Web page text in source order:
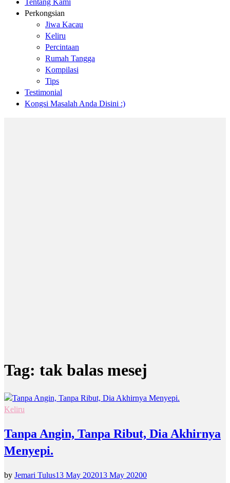
Tentang Kami
Perkongsian
Jiwa Kacau
Keliru
Percintaan
Rumah Tangga
Kompilasi
Tips
Testimonial
Kongsi Masalah Anda Disini :)
Tag: tak balas mesej
Keliru
Tanpa Angin, Tanpa Ribut, Dia Akhirnya
Menyepi.
by Jemari Tulus13 May 202013 May 20200